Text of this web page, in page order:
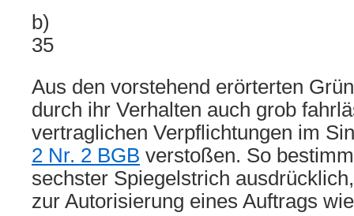
b)
35
Aus den vorstehend erörterten
durch ihr Verhalten auch grob
vertraglichen Verpflichtungen im
2 Nr. 2 BGB verstoßen. So
sechster Spiegelstrich
zur Autorisierung eines Auftrags